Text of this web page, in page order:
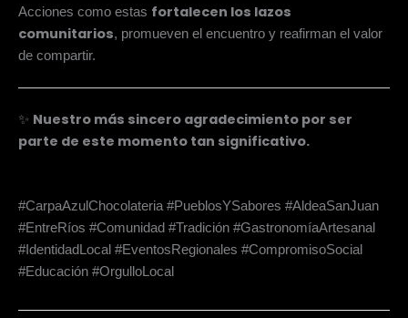
Acciones como estas fortalecen los lazos
comunitarios, promueven el encuentro y reafirman el valor
de compartir.
✨ Nuestro más sincero agradecimiento por ser
parte de este momento tan significativo.
#CarpaAzulChocolateria #PueblosYSabores #AldeaSanJuan
#EntreRíos #Comunidad #Tradición #GastronomíaArtesanal
#IdentidadLocal #EventosRegionales #CompromisoSocial
#Educación #OrgulloLocal